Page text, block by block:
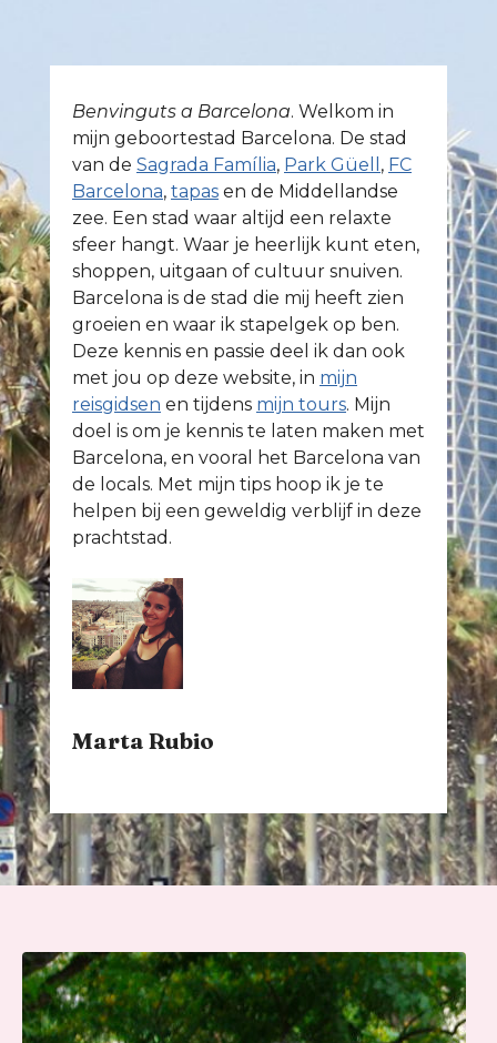
Benvinguts a Barcelona. Welkom in
mijn geboortestad Barcelona. De stad
van de Sagrada Família, Park Güell , FC
Barcelona, tapas en de Middellandse
zee. Een stad waar altijd een relaxte
sfeer hangt. Waar je heerlijk kunt eten,
shoppen, uitgaan of cultuur snuiven.
Barcelona is de stad die mij heeft zien
groeien en waar ik stapelgek op ben.
Deze kennis en passie deel ik dan ook
met jou op deze website, in mijn
reisgidsen en tijdens mijn tours. Mijn
doel is om je kennis te laten maken met
Barcelona, en vooral het Barcelona van
de locals. Met mijn tips hoop ik je te
helpen bij een geweldig verblijf in deze
prachtstad.
Marta Rubio